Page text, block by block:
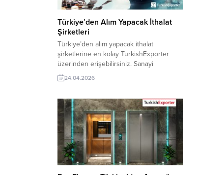
Türkiye’den Alım Yapacak İthalat
Şirketleri
Türkiye’den alım yapacak ithalat
şirketlerine en kolay TurkishExporter
üzerinden erişebilirsiniz. Sanayi
ürünlerinden gıdaya, tekstilden makineye
kadar binlerce üründe Türk üreticileriyle
aşağıda taleplerden ulaşın. Günün Alım
Taleplerinden Bazıları: Botsvana Firması,
Rafine Ayçiçek Yağı Almak
İstiyorAzerbaycan Şirketi, Isı Eşanjörü
Satın Almak İstiyorİspanyol Firma,
Türkiye’den Laminat Parke İthal...
24.04.2026